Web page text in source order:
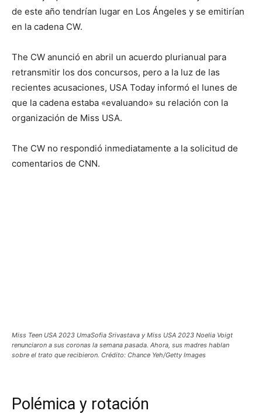
de este año tendrían lugar en Los Ángeles y se emitirían
en la cadena CW.
The CW anunció en abril un acuerdo plurianual para
retransmitir los dos concursos, pero a la luz de las
recientes acusaciones, USA Today informó el lunes de
que la cadena estaba «evaluando» su relación con la
organización de Miss USA.
The CW no respondió inmediatamente a la solicitud de
comentarios de CNN.
Miss Teen USA 2023 UmaSofia Srivastava y Miss USA 2023 Noelia Voigt
renunciaron a sus coronas la semana pasada. Ahora, sus madres hablan
sobre el trato que recibieron. Crédito: Chance Yeh/Getty Images
Polémica y rotación